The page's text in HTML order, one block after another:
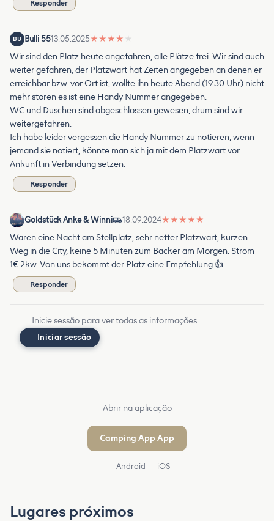
Responder
BU Bulli 5513.05.2025★ ★ ★ ★ ★
Wir sind den Platz heute angefahren, alle Plätze frei. Wir sind auch
weiter gefahren, der Platzwart hat Zeiten angegeben an denen er
erreichbar bzw. vor Ort ist, wollte ihn heute Abend (19.30 Uhr) nicht
mehr stören es ist eine Handy Nummer angegeben.
WC und Duschen sind abgeschlossen gewesen, drum sind wir
weitergefahren.
Ich habe leider vergessen die Handy Nummer zu notieren, wenn
jemand sie notiert, könnte man sich ja mit dem Platzwart vor
Ankunft in Verbindung setzen.
Responder
Goldstück Anke & Winni 18.09.2024★ ★ ★ ★ ★
Waren eine Nacht am Stellplatz, sehr netter Platzwart, kurzen
Weg in die City, keine 5 Minuten zum Bäcker am Morgen. Strom
1€ 2kw. Von uns bekommt der Platz eine Empfehlung 👍
Responder
Inicie sessão para ver todas as informações
Iniciar sessão
Abrir na aplicação
Camping App App
Android iOS
Lugares próximos